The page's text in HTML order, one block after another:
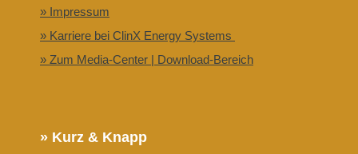
» Impressum
» Karriere bei ClinX Energy Systems
» Zum Media-Center | Download-Bereich
» Kurz & Knapp